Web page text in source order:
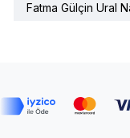
Fatma Gülçin Ural